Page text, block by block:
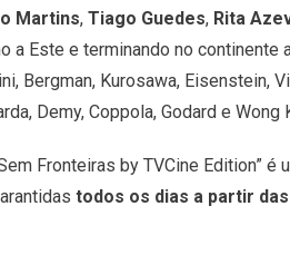
Martins, Tiago Guedes, Rita
a Este e terminando no
Bergman, Kurosawa, Eisenstein,
Demy, Coppola, Godard e Wong
Fronteiras by TVCine Edition”
todos os dias a partir